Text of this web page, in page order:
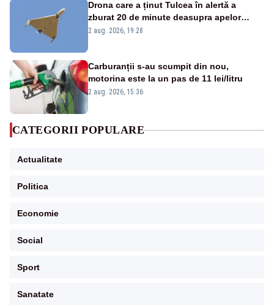
Drona care a ținut Tulcea în alertă a
zburat 20 de minute deasupra apelor
României. Au fost ridicate două F-16
2 aug. 2026, 19:28
Carburanții s-au scumpit din nou,
motorina este la un pas de 11 lei/litru
2 aug. 2026, 15:36
CATEGORII POPULARE
Actualitate
Politica
Economie
Social
Sport
Sanatate